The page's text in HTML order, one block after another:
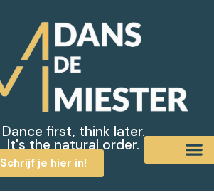
Dance first, think later.
It's the natural order.
Schrijf je hier in!